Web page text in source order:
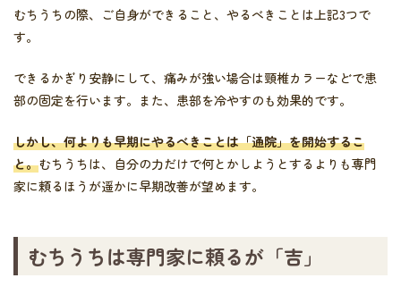
むちうちの際、ご自身ができること、やるべきことは上記3つで
す。
できるかぎり安静にして、痛みが強い場合は頸椎カラーなどで患
部の固定を行います。また、患部を冷やすのも効果的です。
しかし、何よりも早期にやるべきことは「通院」を開始するこ
と。むちうちは、自分の力だけで何とかしようとするよりも専門
家に頼るほうが遥かに早期改善が望めます。
むちうちは専門家に頼るが「吉」